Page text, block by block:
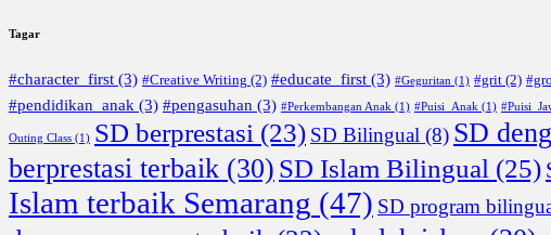
Tagar
#character_first (3) #Creative Writing (2) #educate_first (3) #Geguritan (1) #grit (2)
#pendidikan_anak (3) #pengasuhan (3) #Perkembangan Anak (1) #Puisi_Anak (1)
Outing Class (1) SD berprestasi (23) SD Bilingual (8) SD
berprestasi terbaik (30) SD Islam Bilingual (25)
Islam terbaik Semarang (47) SD program